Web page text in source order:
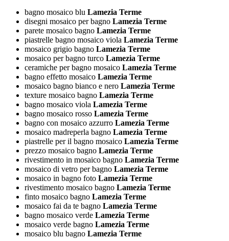
bagno mosaico blu Lamezia Terme
disegni mosaico per bagno Lamezia Terme
parete mosaico bagno Lamezia Terme
piastrelle bagno mosaico viola Lamezia Terme
mosaico grigio bagno Lamezia Terme
mosaico per bagno turco Lamezia Terme
ceramiche per bagno mosaico Lamezia Terme
bagno effetto mosaico Lamezia Terme
mosaico bagno bianco e nero Lamezia Terme
texture mosaico bagno Lamezia Terme
bagno mosaico viola Lamezia Terme
bagno mosaico rosso Lamezia Terme
bagno con mosaico azzurro Lamezia Terme
mosaico madreperla bagno Lamezia Terme
piastrelle per il bagno mosaico Lamezia Terme
prezzo mosaico bagno Lamezia Terme
rivestimento in mosaico bagno Lamezia Terme
mosaico di vetro per bagno Lamezia Terme
mosaico in bagno foto Lamezia Terme
rivestimento mosaico bagno Lamezia Terme
finto mosaico bagno Lamezia Terme
mosaico fai da te bagno Lamezia Terme
bagno mosaico verde Lamezia Terme
mosaico verde bagno Lamezia Terme
mosaico blu bagno Lamezia Terme